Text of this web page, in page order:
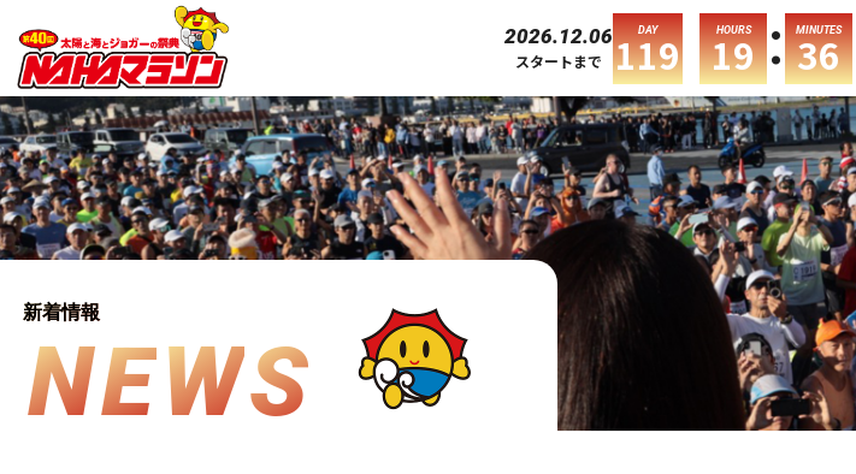
2026.12.06
スタートまで
DAY
119 HOURS
19 : MINUTES
36
新着情報
NEWS